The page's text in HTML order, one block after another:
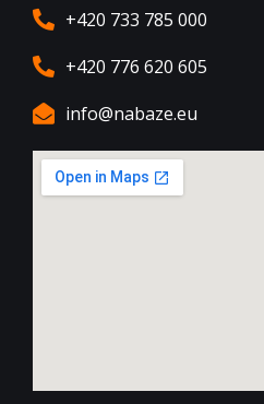
+420 733 785 000
+420 776 620 605
info@nabaze.eu